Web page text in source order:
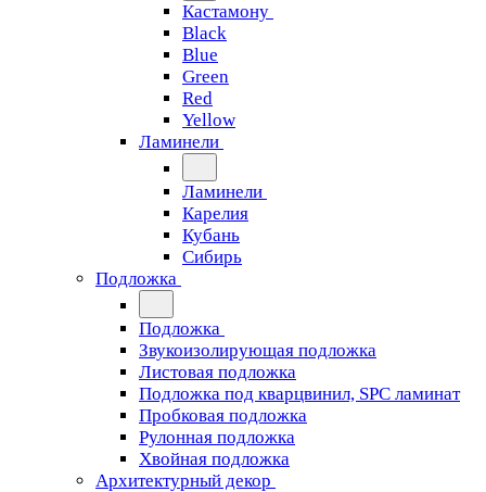
Кастамону
Black
Blue
Green
Red
Yellow
Ламинели
Ламинели
Карелия
Кубань
Сибирь
Подложка
Подложка
Звукоизолирующая подложка
Листовая подложка
Подложка под кварцвинил, SPC ламинат
Пробковая подложка
Рулонная подложка
Хвойная подложка
Архитектурный декор